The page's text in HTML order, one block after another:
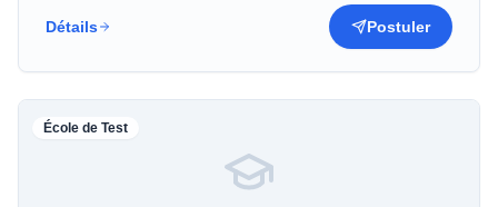
Détails Postuler
École de Test